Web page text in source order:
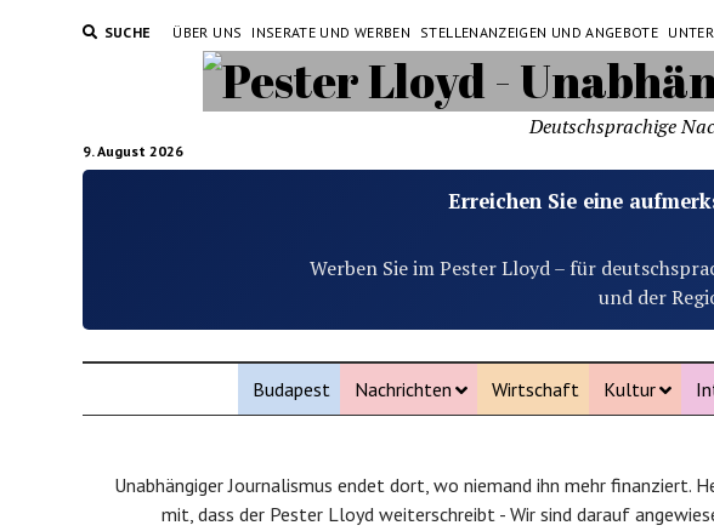
SUCHE ÜBER UNS INSERATE UND WERBEN STELLENANZEIGEN UND ANGEBOTE
9. August 2026
Deutschsprachige
Erreichen Sie eine
Werben Sie im Pester Lloyd – für
und der
Budapest Nachrichten Wirtschaft Kultur
Unabhängiger Journalismus endet dort, wo niemand ihn mehr finanziert.
mit, dass der Pester Lloyd weiterschreibt - Wir sind darauf